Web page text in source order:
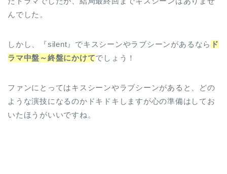
んでした。
しかし、『silent』でキスシーンやラブシーンがあるなら ド
ラマ中盤～終盤にかけてでしょう！
ファンにとってはキスシーンやラブシーンがあると、どの
ような演技になるのかドキドキしますが心の準備はしてお
いたほうがいいですね。